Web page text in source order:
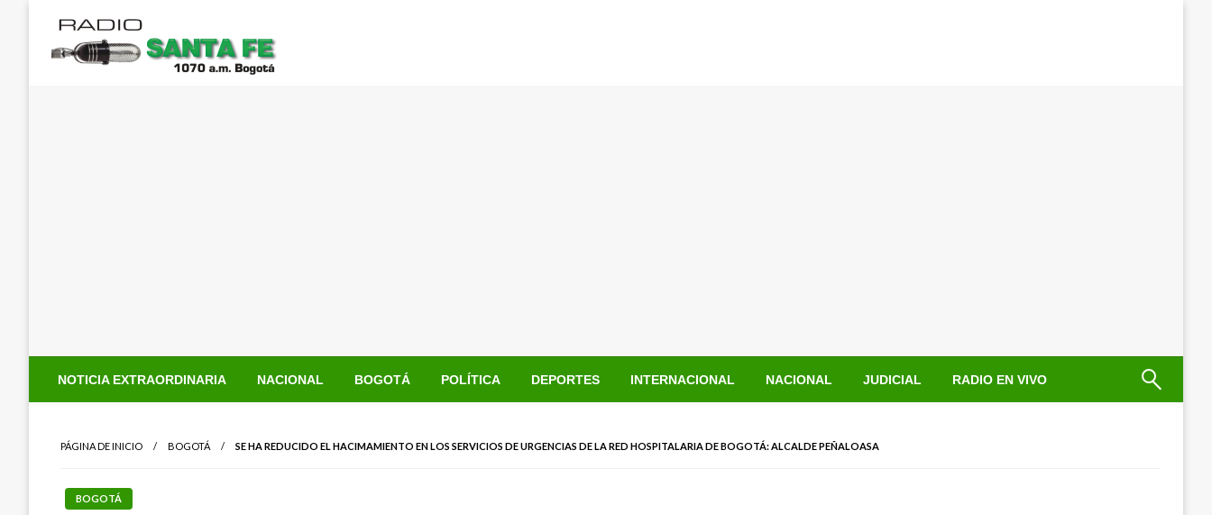
contenido
NOTICIA EXTRAORDINARIA NACIONAL BOGOTÁ POLÍTICA DEPORTES INTERNACIONAL NACIONAL JUDICIAL RADIO EN VIVO
PÁGINA DE INICIO BOGOTÁ SE HA REDUCIDO EL HACIMAMIENTO EN LOS SERVICIOS DE URGENCIAS DE LA RED HOSPITALARIA DE BOGOTÁ: ALCALDE PEÑALOASA
BOGOTÁ